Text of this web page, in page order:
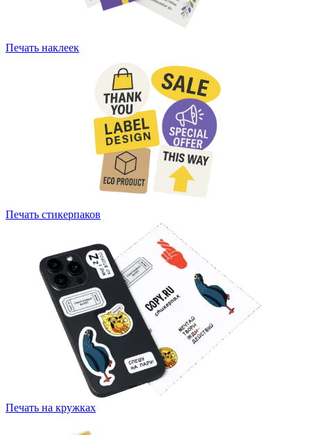
Печать наклеек
Печать стикерпаков
Печать на кружках